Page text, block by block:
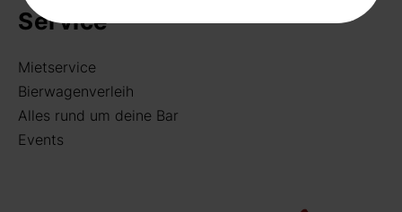
Service
Mietservice
Bierwagenverleih
Alles rund um deine Bar
Events